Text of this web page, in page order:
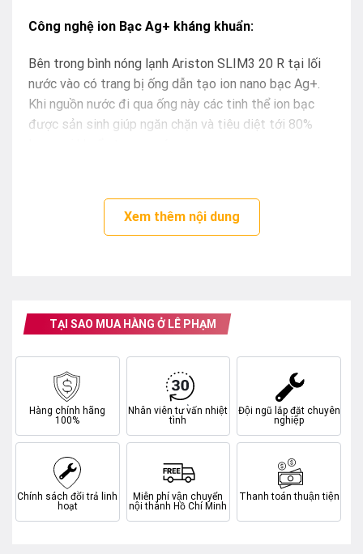
Công nghệ ion Bạc Ag+ kháng khuẩn:
Bên trong bình nóng lạnh Ariston SLIM3 20 R tại lối
nước vào có trang bị ống dẫn tạo ion nano bạc Ag+.
Khi nguồn nước đi qua ống này các tinh thể ion bạc
được sản sinh giúp ngăn chặn và tiêu diệt tới 80%
Tự động ngắt điện khi nhiệt độ nước trong bình tới
mức nhiệt đã đặt sẵn. Giúp tránh tình trạng quá nhiệt
Mặt trước của bình nóng lạnh Ariston trang bị đèn đỏ
khi sáng báo hiệu trạng thái bình đang đun nước
Đạt tiêu chuẩn kháng nước IP24:
Bình nóng lạnh Ariston đạt tiêu chuẩn chống thâm
nhập của vật rắn lớn hơn 12mm và bảo vệ chống lọt
nước bởi tia nươc bắn tóe ở mọi góc độ giúp đảm
bảo độ bền của linh kiện điện bên trong.
Hệ thống an toàn đồng bộ TSS:
Xem thêm nội dung
TẠI SAO MUA HÀNG Ở LÊ PHẠM
Hàng chính hãng
100%
Nhân viên tư vấn nhiệt
tình
Đội ngũ lắp đặt chuyên
nghiệp
Chính sách đổi trả linh
hoạt
Miễn phí vận chuyển
nội thành Hồ Chí Minh
Thanh toán thuận tiện